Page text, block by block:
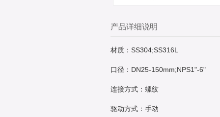
产品详细说明
材质：SS304;SS316L
口径：DN25-150mm;NPS1"-6"
连接方式：螺纹
驱动方式：手动